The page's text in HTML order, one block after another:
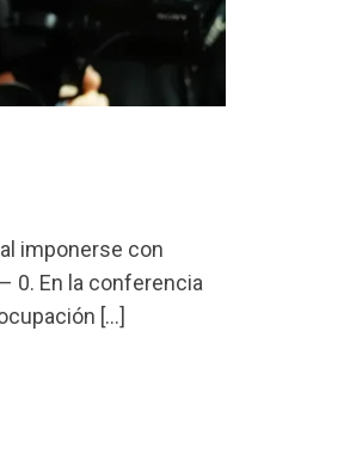
imponerse con
0. En la conferencia
[…]